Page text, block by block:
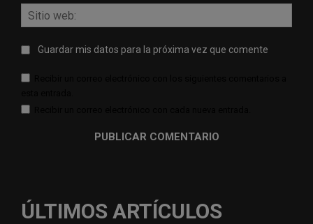
Guardar mis datos para la próxima vez que comente
ÚLTIMOS ARTÍCULOS